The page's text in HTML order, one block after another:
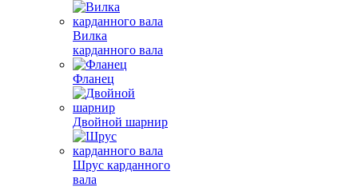
Вилка
карданного вала
Фланец
Двойной шарнир
Шрус карданного
вала